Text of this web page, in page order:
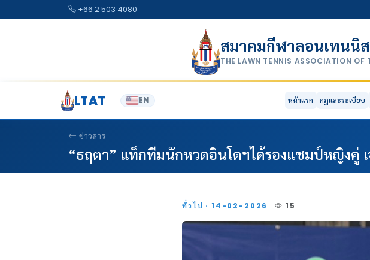
+66 2 503 4080
สมาคมกีฬาลอนเทนนิ
THE LAWN TENNIS ASSOCIATION OF
LTAT EN หน้าแรก กฎและระเบียบ
ข่าวสาร
“ธฤตา” แท็กทีมนักหวดอินโดฯได้รองแชมป์หญิงคู่ เ
ทั่วไป · 14-02-2026 15